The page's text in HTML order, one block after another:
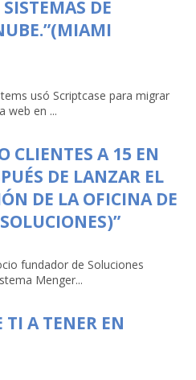
DE
usó Scriptcase para migrar
web en ...
CLIENTES A 15 EN
DE LANZAR EL
DE LA OFICINA DE
fundador de Soluciones
Menger...
TI A TENER EN